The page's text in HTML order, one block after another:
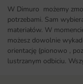
W Dimuro możemy
potrzebami. Sam
materiałów. W
możesz dowolnie
orientację (pionowo ,
lustrzanym odbiciu.